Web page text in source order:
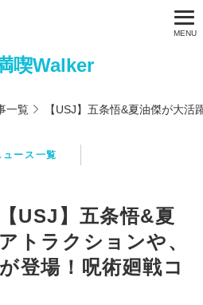
喫Walker
一覧 【USJ】五条悟&夏油傑が大
ュース一覧
USJ】五条悟&夏
トラクションや、
登場！呪術廻戦コ